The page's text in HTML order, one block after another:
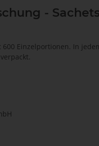
-
Einzelportionen. In